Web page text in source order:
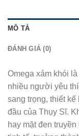
MÔ TẢ
ĐÁNH GIÁ (0)
Omega xám khói
nhiều người yêu
sang trọng, thiết
đầu của Thụy Sĩ.
hay mặt đen